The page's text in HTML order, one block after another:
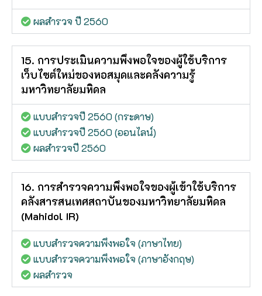
ผลสำรวจ ปี 2560
15. การประเมินความพึงพอใจของผู้ใช้บริการ
เว็บไซต์ใหม่ของหอสมุดและคลังความรู้
มหาวิทยาลัยมหิดล
แบบสำรวจปี 2560 (กระดาษ)
แบบสำรวจปี 2560 (ออนไลน์)
ผลสำรวจปี 2560
16. การสำรวจความพึงพอใจของผู้เข้าใช้บริการ
คลังสารสนเทศสถาบันของมหาวิทยาลัยมหิดล
(Mahidol IR)
แบบสำรวจความพึงพอใจ (ภาษาไทย)
แบบสำรวจความพึงพอใจ (ภาษาอังกฤษ)
ผลสำรวจ